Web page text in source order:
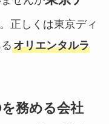
正しくは東京ディ
オリエンタルラ
務める会社